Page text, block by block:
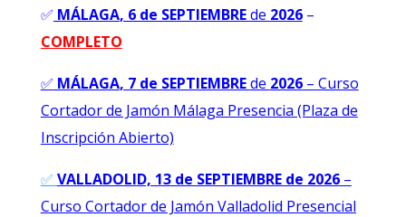
✅ MÁLAGA, 6 de SEPTIEMBREde 2026–
COMPLETO
✅ MÁLAGA, 7 de SEPTIEMBREde 2026– Curso
Cortador de Jamón Málaga Presencia (Plaza de
Inscripción Abierto)
✅ VALLADOLID, 13 de SEPTIEMBRE de 2026–
Curso Cortador de Jamón Valladolid Presencial